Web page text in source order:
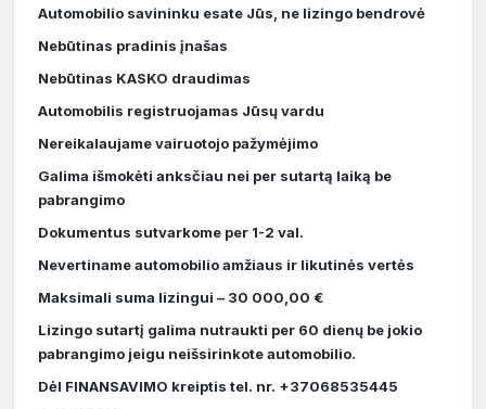
Automobilio savininku esate Jūs, ne lizingo bendrovė
Nebūtinas pradinis įnašas
Nebūtinas KASKO draudimas
Automobilis registruojamas Jūsų vardu
Nereikalaujame vairuotojo pažymėjimo
Galima išmokėti anksčiau nei per sutartą laiką be
pabrangimo
Dokumentus sutvarkome per 1-2 val.
Nevertiname automobilio amžiaus ir likutinės vertės
Maksimali suma lizingui – 30 000,00 €
Lizingo sutartį galima nutraukti per 60 dienų be jokio
pabrangimo jeigu neišsirinkote automobilio.
Dėl FINANSAVIMO kreiptis tel. nr. +37068535445